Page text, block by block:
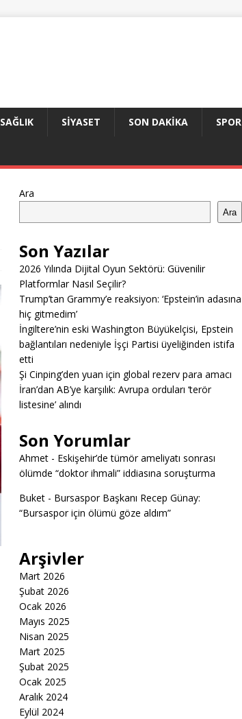
SAĞLIK SIYASET SON DAKIKA SPOR
Ara
Ara
Son Yazılar
2026 Yılında Dijital Oyun Sektörü: Güvenilir
Platformlar Nasıl Seçilir?
Trump’tan Grammy’e reaksiyon: ‘Epstein’in adasına
hiç gitmedim’
İngiltere’nin eski Washington Büyükelçisi, Epstein
bağlantıları nedeniyle İşçi Partisi üyeliğinden istifa
etti
Şi Cinping’den yuan için global rezerv para amacı
İran’dan AB’ye karşılık: Avrupa orduları ‘terör
listesine’ alındı
Son Yorumlar
Ahmet- Eskişehir’de tümör ameliyatı sonrası
ölümde “doktor ihmali” iddiasına soruşturma
Buket- Bursaspor Başkanı Recep Günay:
“Bursaspor için ölümü göze aldım”
Arşivler
Mart 2026
Şubat 2026
Ocak 2026
Mayıs 2025
Nisan 2025
Mart 2025
Şubat 2025
Ocak 2025
Aralık 2024
Eylül 2024